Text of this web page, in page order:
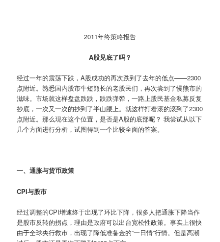
2011年终策略报告
A股见底了吗？
经过一年的震荡下跌，A股成功的再次跌到了去年的低点——2300
点附近。熟悉国内股市牛短熊长的老股民们，再次尝到了慢熊市的
滋味。市场就这样盘盘跌跌，跌跌弹弹，一路上股民基金私募反复
抄底，一次又一次的抄到了半山腰上。就这样打着滚的滚到了2300
点附近。那么现在这个位置，是否是A股的底部呢？ 我尝试从以下
几个方面进行分析，试图得到一个比较全面的答案。
一、通胀与货币政策
CPI与股市
经过调整的CPI增速终于出现了环比下降，很多人把通胀下降当作
是股市反转的拐点，理由是政府可以出台宽松性政策。事实上很快
由于全球央行救市，出现了降低准备金的“一日情”行情。但是高潮